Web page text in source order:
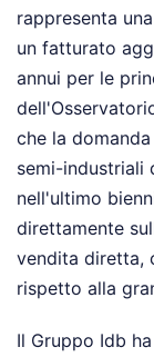
rappresenta
un fatturato
annui per le
che la
semi-industriali
nell'ultimo
direttamente
vendita diretta,
rispetto alla
Il Gruppo Idb